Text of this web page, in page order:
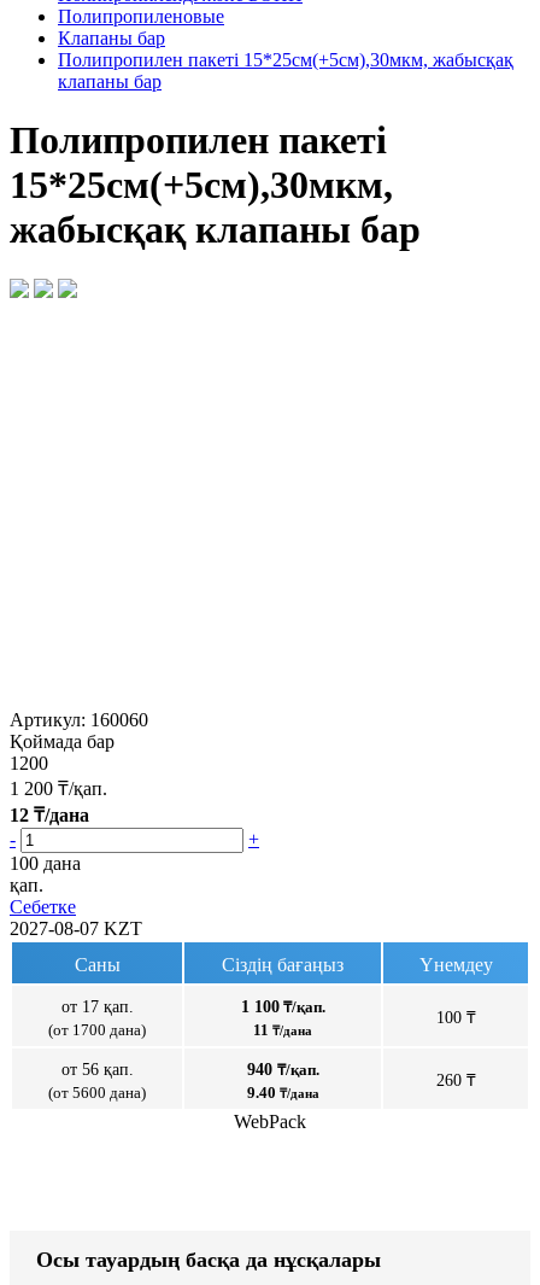
Полипропиленовые
Клапаны бар
Полипропилен пакеті 15*25см(+5см),30мкм, жабысқақ
клапаны бар
Полипропилен пакеті
15*25см(+5см),30мкм,
жабысқақ клапаны бар
Артикул: 160060
Қоймада бар
1200
1 200 ₸/қап.
12 ₸/дана
-
+
100 дана
қап.
Себетке
2027-08-07 KZT
Саны
Сіздің бағаңыз Үнемдеу
от 17 қап.
(от 1700 дана)
1 100₸/қап.
11 ₸/дана
100 ₸
от 56 қап.
(от 5600 дана)
940 ₸/қап.
9.40 ₸/дана
260 ₸
WebPack
Осы тауардың басқа да нұсқалары